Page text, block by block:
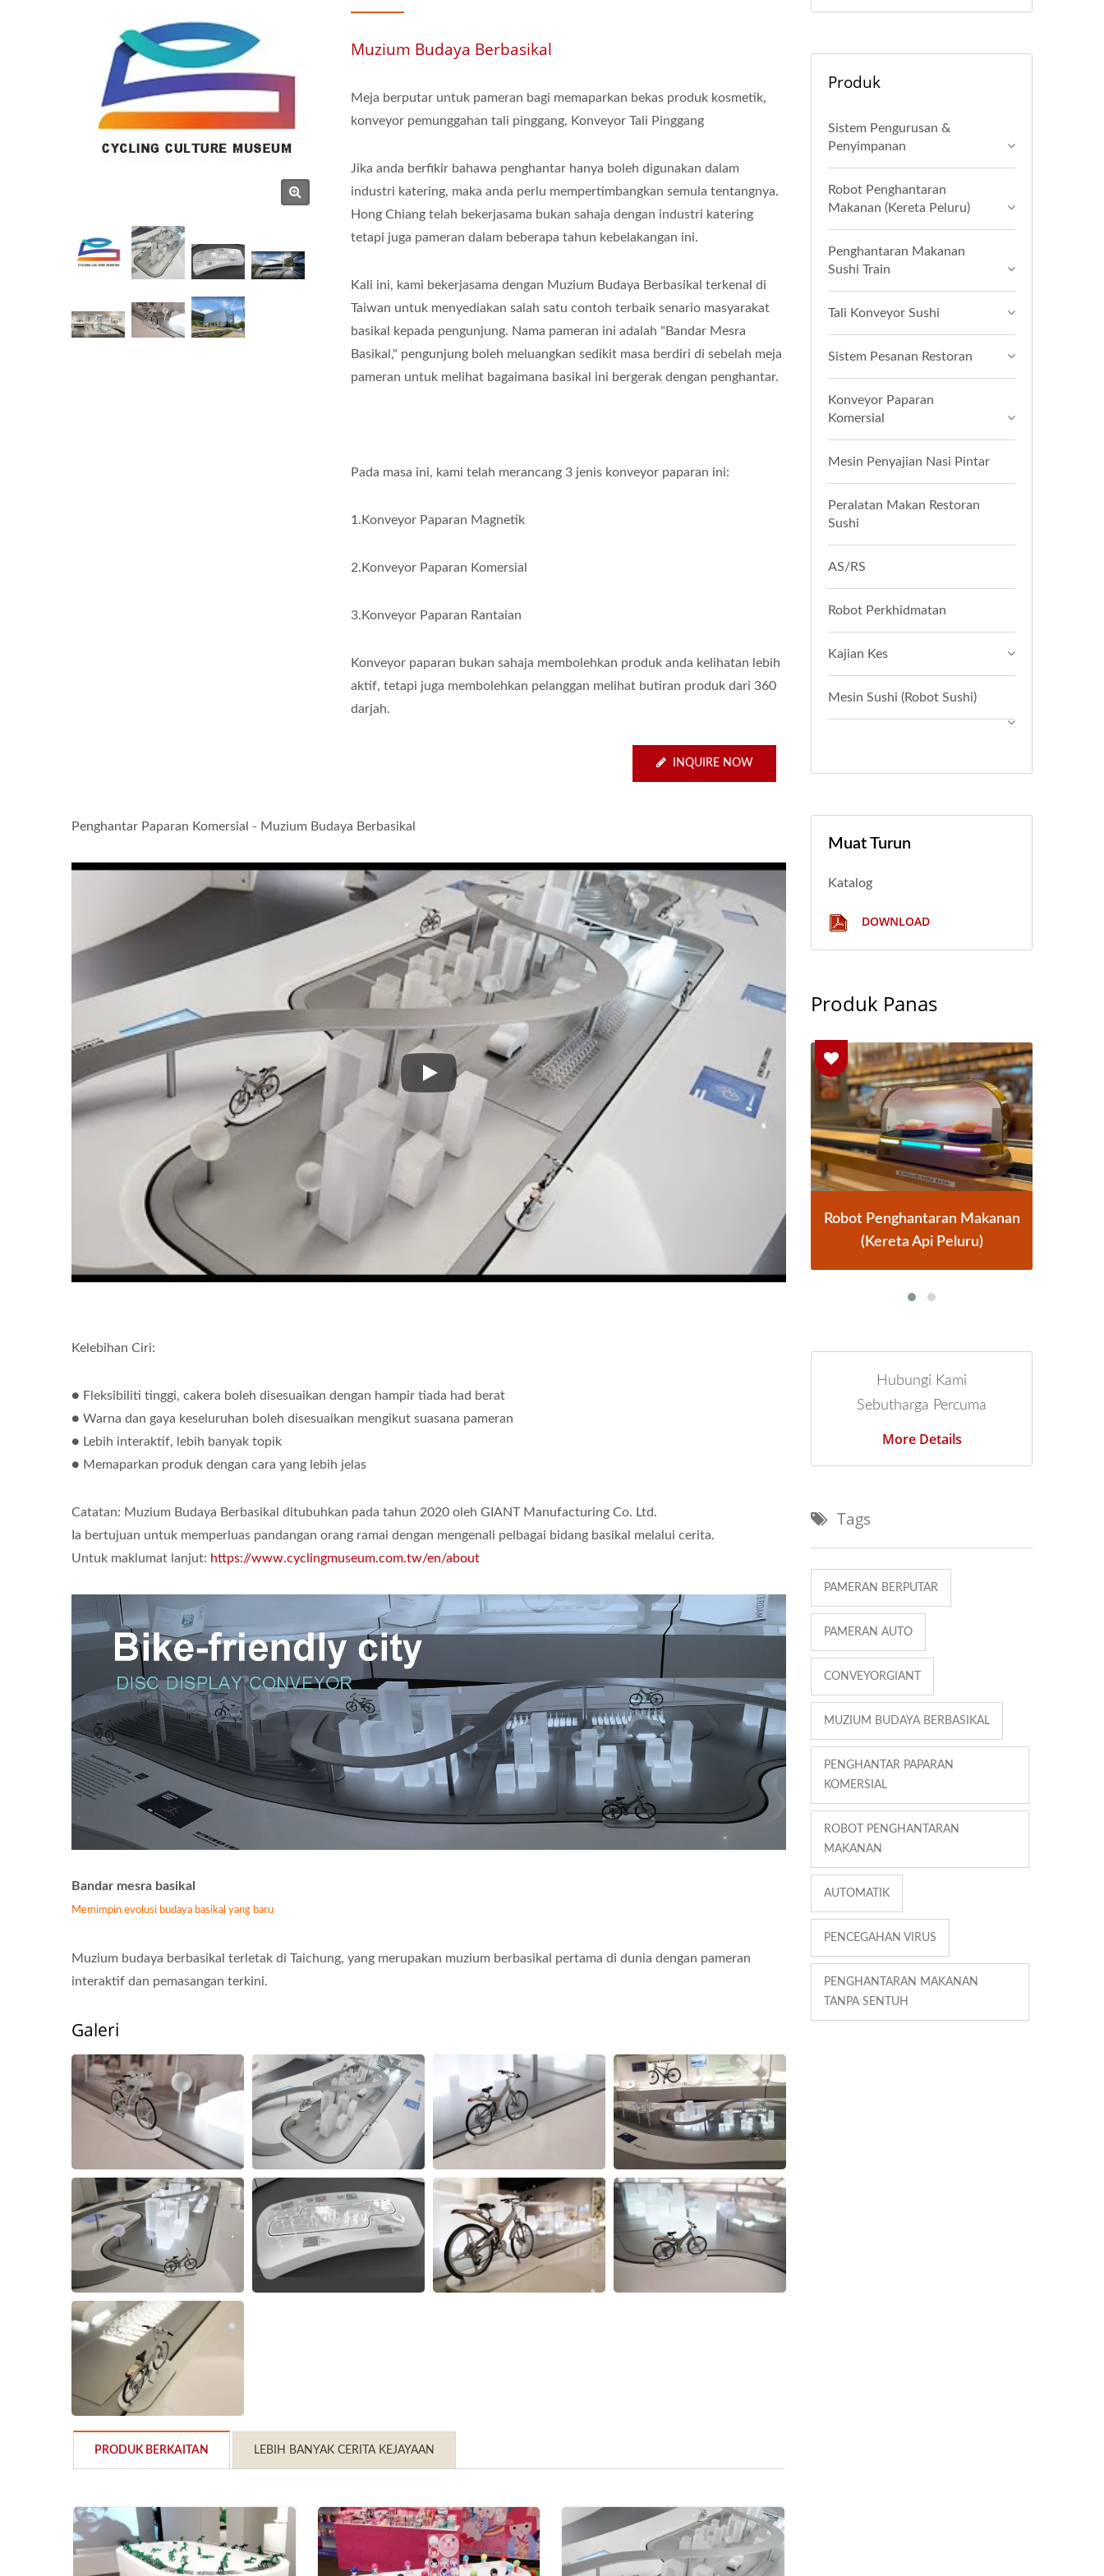
Muzium Budaya Berbasikal
Meja berputar untuk pameran bagi memaparkan bekas produk kosmetik,
konveyor pemunggahan tali pinggang, Konveyor Tali Pinggang
Jika anda berfikir bahawa penghantar hanya boleh digunakan dalam
industri katering, maka anda perlu mempertimbangkan semula tentangnya.
Hong Chiang telah bekerjasama bukan sahaja dengan industri katering
tetapi juga pameran dalam beberapa tahun kebelakangan ini.
Kali ini, kami bekerjasama dengan Muzium Budaya Berbasikal terkenal di
Taiwan untuk menyediakan salah satu contoh terbaik senario masyarakat
basikal kepada pengunjung. Nama pameran ini adalah "Bandar Mesra
Basikal," pengunjung boleh meluangkan sedikit masa berdiri di sebelah meja
pameran untuk melihat bagaimana basikal ini bergerak dengan penghantar.
Pada masa ini, kami telah merancang 3 jenis konveyor paparan ini:
1.Konveyor Paparan Magnetik
2.Konveyor Paparan Komersial
3.Konveyor Paparan Rantaian
Konveyor paparan bukan sahaja membolehkan produk anda kelihatan lebih
aktif, tetapi juga membolehkan pelanggan melihat butiran produk dari 360
darjah.
INQUIRE NOW
Penghantar Paparan Komersial - Muzium Budaya Berbasikal
Penghantar Paparan Komersial - Muzium Budaya Berbasikal
Kelebihan Ciri:
● Fleksibiliti tinggi, cakera boleh disesuaikan dengan hampir tiada had berat
● Warna dan gaya keseluruhan boleh disesuaikan mengikut suasana pameran
● Lebih interaktif, lebih banyak topik
● Memaparkan produk dengan cara yang lebih jelas
Catatan: Muzium Budaya Berbasikal ditubuhkan pada tahun 2020 oleh GIANT Manufacturing Co. Ltd.
Ia bertujuan untuk memperluas pandangan orang ramai dengan mengenali pelbagai bidang basikal melalui cerita.
Untuk maklumat lanjut: https://www.cyclingmuseum.com.tw/en/about
Bandar mesra basikal
Memimpin evolusi budaya basikal yang baru
Muzium budaya berbasikal terletak di Taichung, yang merupakan muzium berbasikal pertama di dunia dengan pameran
interaktif dan pemasangan terkini.
Galeri
PRODUK BERKAITAN LEBIH BANYAK CERITA KEJAYAAN
Produk
Sistem Pengurusan &
Penyimpanan
Robot Penghantaran
Makanan (Kereta Peluru)
Penghantaran Makanan
Sushi Train
Tali Konveyor Sushi
Sistem Pesanan Restoran
Konveyor Paparan
Komersial
Mesin Penyajian Nasi Pintar
Peralatan Makan Restoran
Sushi
AS/RS
Robot Perkhidmatan
Kajian Kes
Mesin Sushi (Robot Sushi)
Muat Turun
Katalog
DOWNLOAD
Produk Panas
Robot Penghantaran Makanan
(Kereta Api Peluru)
Sistem Penghantaran
Makanan Kereta Api
Sistem Penghantaran
Makanan Kereta Api
Hubungi Kami
Sebutharga Percuma
More Details
Tags
PAMERAN BERPUTAR
PAMERAN AUTO
CONVEYORGIANT
MUZIUM BUDAYA BERBASIKAL
PENGHANTAR PAPARAN
KOMERSIAL
ROBOT PENGHANTARAN
MAKANAN
AUTOMATIK
PENCEGAHAN VIRUS
PENGHANTARAN MAKANAN
TANPA SENTUH